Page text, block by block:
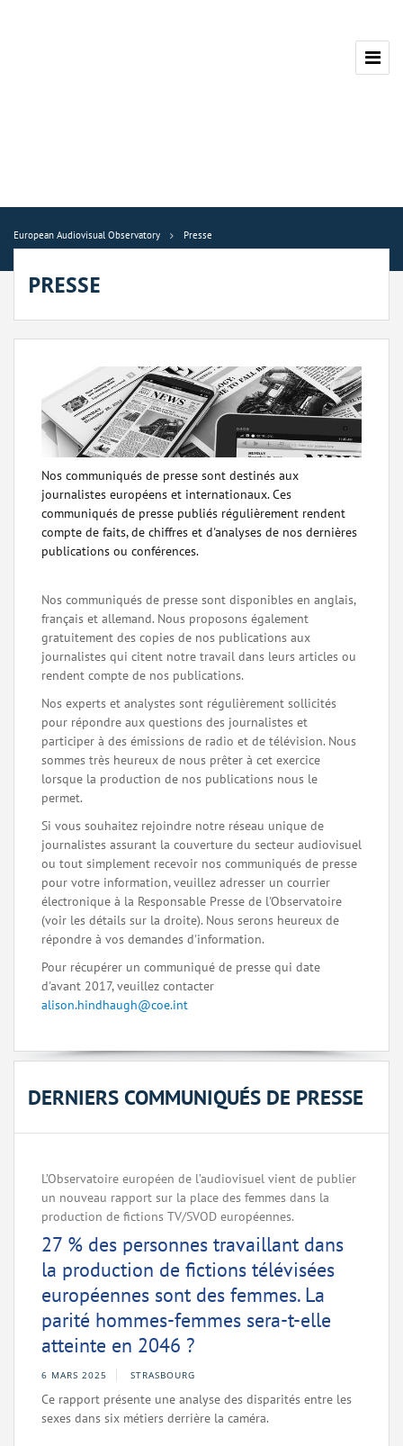
European Audiovisual Observatory Presse
PRESSE
Nos communiqués de presse sont destinés aux
journalistes européens et internationaux. Ces
communiqués de presse publiés régulièrement rendent
compte de faits, de chiffres et d'analyses de nos dernières
publications ou conférences.
Nos communiqués de presse sont disponibles en anglais,
français et allemand. Nous proposons également
gratuitement des copies de nos publications aux
journalistes qui citent notre travail dans leurs articles ou
rendent compte de nos publications.
Nos experts et analystes sont régulièrement sollicités
pour répondre aux questions des journalistes et
participer à des émissions de radio et de télévision. Nous
sommes très heureux de nous prêter à cet exercice
lorsque la production de nos publications nous le
permet.
Si vous souhaitez rejoindre notre réseau unique de
journalistes assurant la couverture du secteur audiovisuel
ou tout simplement recevoir nos communiqués de presse
pour votre information, veuillez adresser un courrier
électronique à la Responsable Presse de l'Observatoire
(voir les détails sur la droite). Nous serons heureux de
répondre à vos demandes d'information.
Pour récupérer un communiqué de presse qui date
d'avant 2017, veuillez contacter
alison.hindhaugh@coe.int
DERNIERS COMMUNIQUÉS DE PRESSE
L’Observatoire européen de l’audiovisuel vient de publier
un nouveau rapport sur la place des femmes dans la
production de fictions TV/SVOD européennes.
27 % des personnes travaillant dans
la production de fictions télévisées
européennes sont des femmes. La
parité hommes-femmes sera-t-elle
atteinte en 2046 ?
6 MARS 2025 STRASBOURG
Ce rapport présente une analyse des disparités entre les
sexes dans six métiers derrière la caméra.